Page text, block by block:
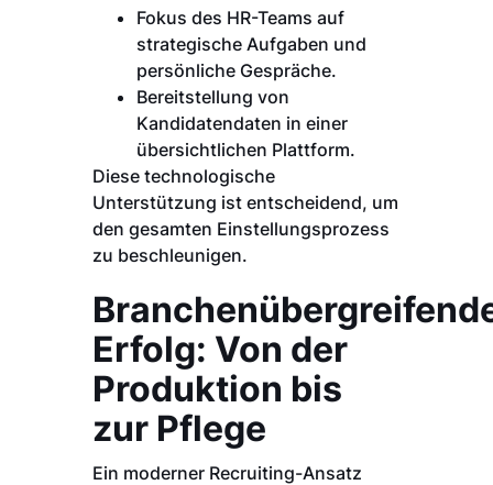
Fokus des HR-Teams auf
strategische Aufgaben und
persönliche Gespräche.
Bereitstellung von
Kandidatendaten in einer
übersichtlichen Plattform.
Diese technologische
Unterstützung ist entscheidend, um
den gesamten Einstellungsprozess
zu beschleunigen.
Erfolg: Von der
Produktion bis
zur Pflege
Ein moderner Recruiting-Ansatz